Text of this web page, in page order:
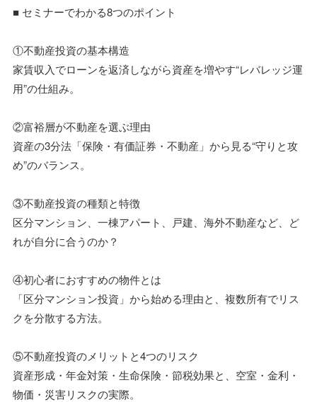
■ セミナーでわかる8つのポイント
①不動産投資の基本構造
家賃収入でローンを返済しながら資産を増やす“レバレッジ運
用”の仕組み。
②富裕層が不動産を選ぶ理由
資産の3分法「保険・有価証券・不動産」から見る“守りと攻
め”のバランス。
③不動産投資の種類と特徴
区分マンション、一棟アパート、戸建、海外不動産など、ど
れが自分に合うのか？
④初心者におすすめの物件とは
「区分マンション投資」から始める理由と、複数所有でリス
クを分散する方法。
⑤不動産投資のメリットと4つのリスク
資産形成・年金対策・生命保険・節税効果と、空室・金利・
物価・災害リスクの実際。